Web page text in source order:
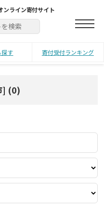
ンライン寄付サイト
探す 寄付受付ランキング
] (0)